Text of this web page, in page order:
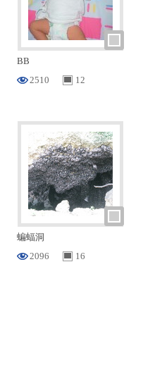
BB
2510
12
蝙蝠洞
2096
16